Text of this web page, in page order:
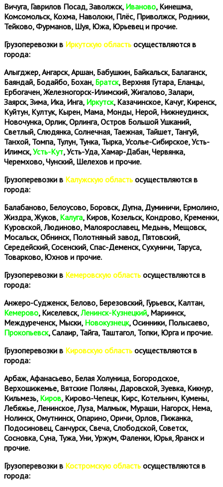
Вичуга, Гаврилов Посад, Заволжск, Иваново, Кинешма,
Комсомольск, Кохма, Наволоки, Плёс, Приволжск, Родники,
Тейково, Фурманов, Шуя, Южа, Юрьевец и прочие.
Грузоперевозки в Иркутскую область осуществляются в
города:
Алыгджер, Ангарск, Аршан, Бабушкин, Байкальск, Балаганск,
Баяндай, Бодайбо, Бохан,Братск, Верхняя Гутара, Еланцы,
Ербогачен, Железногорск-Илимский, Жигалово, Залари,
Заярск, Зима, Ика, Инга, Иркутск, Казачинское, Качуг, Киренск,
Куйтун, Култук, Кырен, Мама, Монды, Нерой, Нижнеудинск,
Новочунка, Орлик, Орлинга, Остров Большой Ушканий,
Светлый, Слюдянка, Солнечная, Таежная, Тайшет, Тангуй,
Танхой, Томпа, Тулун, Тунка, Тырка, Усолье-Сибирское, Усть-
Илимск,Усть-Кут, Усть-Уда, Хамар-Дабан, Червянка,
Черемхово, Чунский, Шелехов и прочие.
Грузоперевозки в Калужскую область осуществляются в
города:
Балабаново, Белоусово, Боровск, Дугна, Думиничи, Ермолино,
Жиздра, Жуков, Калуга, Киров, Козельск, Кондрово, Кременки,
Куровской, Людиново, Малоярославец, Медынь, Мещовск,
Мосальск, Обнинск, Полотняный завод, Пятовский,
Середейский, Сосенский, Спас-Деменск, Сухуничи, Таруса,
Товарково, Юхнов и прочие.
Грузоперевозки в Кемеровскую область осуществляются в
города:
Анжеро-Судженск, Белово, Березовский, Гурьевск, Калтан,
Кемерово, Киселевск,Ленинск-Кузнецкий, Мариинск,
Междуреченск, Мыски, Новокузнецк, Осинники, Полысаево,
Прокопьевск, Салаир, Тайга, Таштагол, Топки, Юрга и прочие.
Грузоперевозки в Кировскую область осуществляются в
города:
Арбаж, Афанасьево, Белая Холуница, Богородское,
Верхошижемье, Вятские Поляны, Даровской, Зуевка, Кикнур,
Кильмезь, Киров, Кирово-Чепецк, Кирс, Котельнич, Кумены,
Лебяжье, Ленинское, Луза, Малмыж, Мураши, Нагорск, Нема,
Нолинск, Омутнинск, Опарино, Оричи, Орлов, Пижанка,
Подосиновец, Санчурск, Свеча, Слободской, Советск,
Сосновка, Суна, Тужа, Уни, Уржум, Фаленки, Юрья, Яранск и
прочие.
Грузоперевозки в Костромскую область осуществляются в
города: